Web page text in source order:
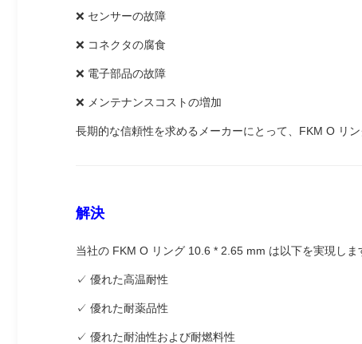
❌ センサーの故障
❌ コネクタの腐食
❌ 電子部品の故障
❌ メンテナンスコストの増加
長期的な信頼性を求めるメーカーにとって、FKM O リ
解決
当社の FKM O リング 10.6 * 2.65 mm は以下を実現しま
✓ 優れた高温耐性
✓ 優れた耐薬品性
✓ 優れた耐油性および耐燃料性